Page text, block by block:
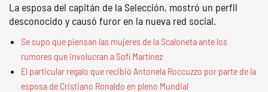
La esposa del capitán de la Selección, mostró un perfil
desconocido y causó furor en la nueva red social.
Se supo que piensan las mujeres de la Scaloneta ante los
rumores que involucran a Sofí Martínez
El particular regalo que recibió Antonela Roccuzzo por parte de la
esposa de Cristiano Ronaldo en pleno Mundial